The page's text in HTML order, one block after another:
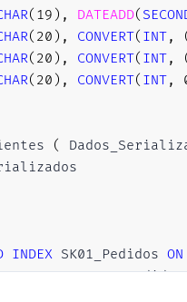
( 19 ) , DATEADD(
( 20 ) , CONVERT( INT,
( 20 ) , CONVERT( INT,
( 20 ) , CONVERT( INT,
(
INDEX SK01_Pedidos ON
INDEX